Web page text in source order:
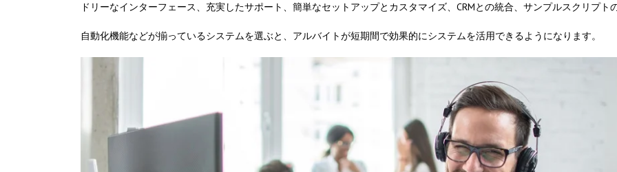
ドリーなインターフェース、充実したサポート、簡単なセットアップとカスタマイズ、CRMとの統合、サンプルスクリプトの
自動化機能などが揃っているシステムを選ぶと、アルバイトが短期間で効果的にシステムを活用できるようになります。